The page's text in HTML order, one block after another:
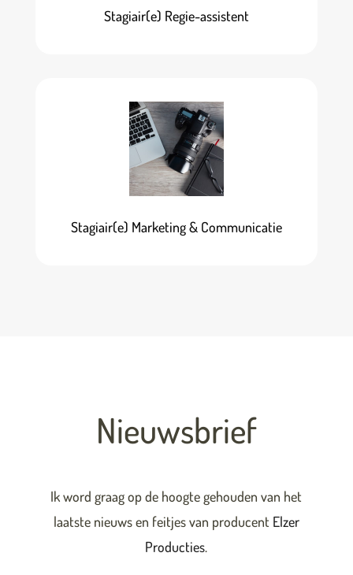
Stagiair(e) Regie-assistent
Stagiair(e) Marketing & Communicatie
Nieuwsbrief
Ik word graag op de hoogte gehouden van het
laatste nieuws en feitjes van producent Elzer
Producties.